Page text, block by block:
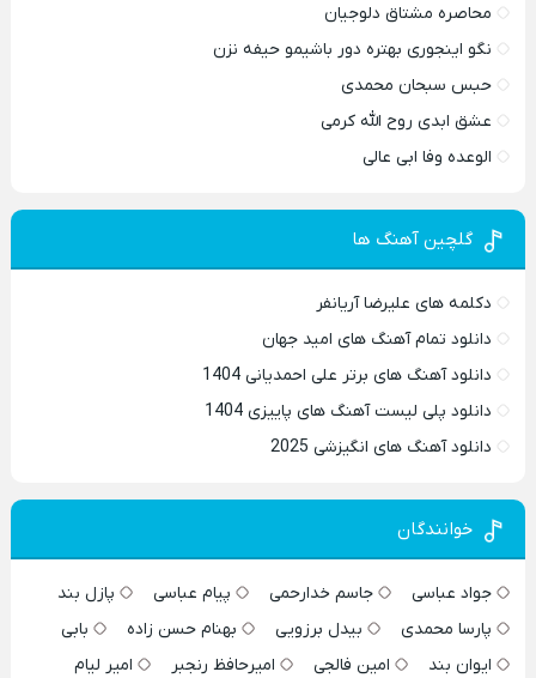
محاصره مشتاق دلوجیان
نگو اینجوری بهتره دور باشیمو حیفه نزن
حبس سبحان محمدی
عشق ابدی روح الله کرمی
الوعده وفا ابی عالی
گلچین آهنگ ها
دکلمه های علیرضا آریانفر
دانلود تمام آهنگ های امید جهان
دانلود آهنگ های برتر علی احمدیانی 1404
دانلود پلی لیست آهنگ های پاییزی 1404
دانلود آهنگ های انگیزشی 2025
خوانندگان
جواد عباسی جاسم خدارحمی پیام عباسی
پازل بند
پارسا محمدی
بیدل برزویی بهنام حسن زاده
بابی
ایوان بند
امین فالجی امیرحافظ رنجبر
امیر لیام